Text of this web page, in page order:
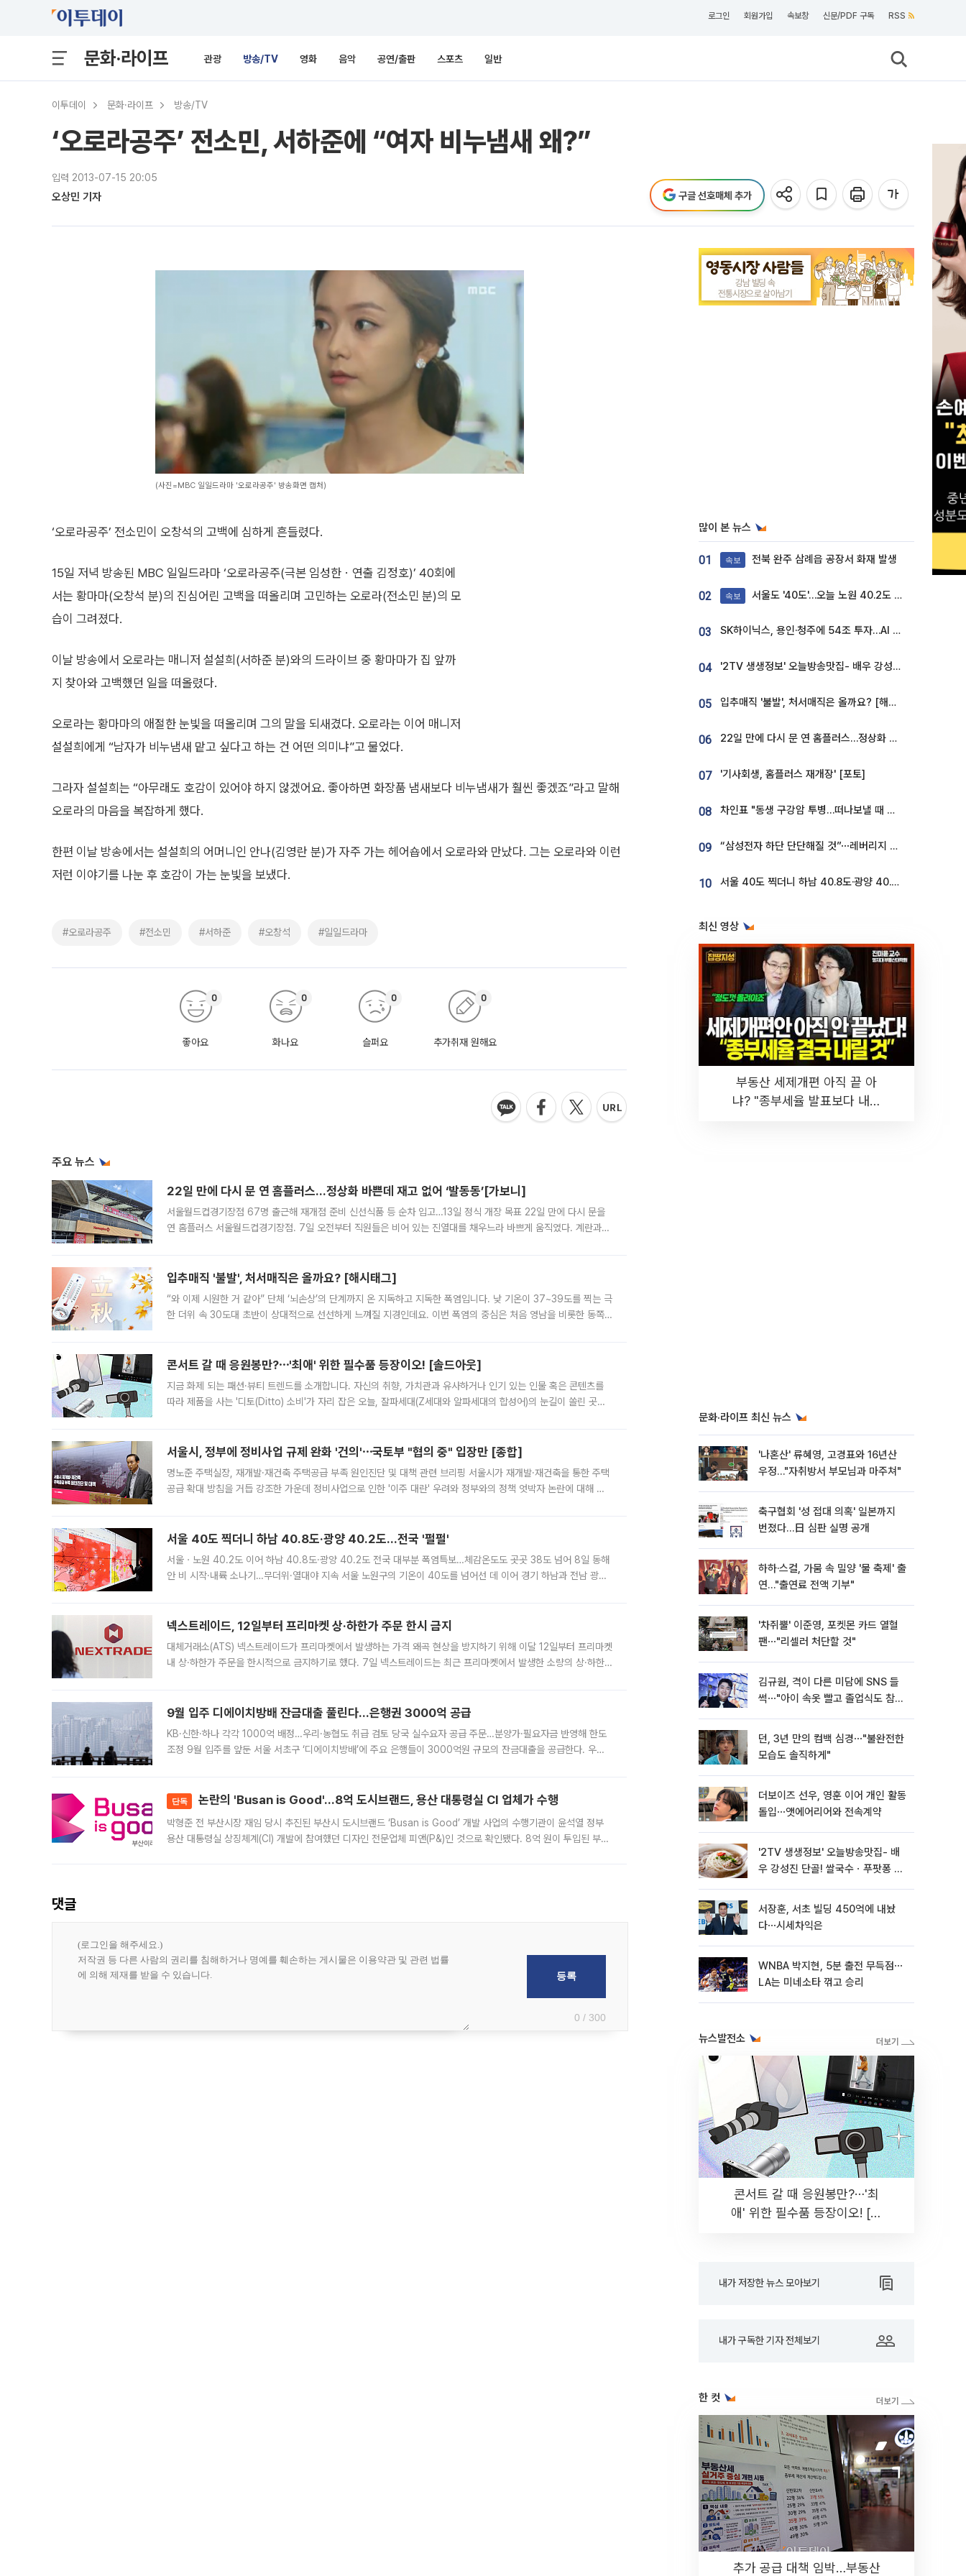
로그인 회원가입 속보창 신문/PDF 구독 RSS
문화·라이프 관광 방송/TV 영화 음악 공연/출판 스포츠 일반
이투데이 문화·라이프 방송/TV
‘오로라공주’ 전소민, 서하준에 “여자 비누냄새 왜?”
입력 2013-07-15 20:05
오상민 기자 구글 선호매체 추가
(사진=MBC 일일드라마 '오로라공주' 방송화면 캡처)
‘오로라공주’ 전소민이 오창석의 고백에 심하게 흔들렸다.
15일 저녁 방송된 MBC 일일드라마 ‘오로라공주(극본 임성한ㆍ연출 김정호)’ 40회에
서는 황마마(오창석 분)의 진심어린 고백을 떠올리며 고민하는 오로라(전소민 분)의 모
습이 그려졌다.
이날 방송에서 오로라는 매니저 설설희(서하준 분)와의 드라이브 중 황마마가 집 앞까
지 찾아와 고백했던 일을 떠올렸다.
오로라는 황마마의 애절한 눈빛을 떠올리며 그의 말을 되새겼다. 오로라는 이어 매니저
설설희에게 “남자가 비누냄새 맡고 싶다고 하는 건 어떤 의미냐”고 물었다.
그라자 설설희는 “아무래도 호감이 있어야 하지 않겠어요. 좋아하면 화장품 냄새보다 비누냄새가 훨씬 좋겠죠”라고 말해
오로라의 마음을 복잡하게 했다.
한편 이날 방송에서는 설설희의 어머니인 안나(김영란 분)가 자주 가는 헤어숍에서 오로라와 만났다. 그는 오로라와 이런
저런 이야기를 나눈 후 호감이 가는 눈빛을 보냈다.
#오로라공주 #전소민 #서하준 #오창석 #일일드라마
좋아요
0
화나요
0
슬퍼요
0
추가취재 원해요
0
주요 뉴스
22일 만에 다시 문 연 홈플러스…정상화 바쁜데 재고 없어 ‘발동동’[가보니]
서울월드컵경기장점 67명 출근해 재개점 준비 신선식품 등 순차 입고…13일 정식 개장 목표 22일 만에 다시 문을
연 홈플러스 서울월드컵경기장점. 7일 오전부터 직원들은 비어 있는 진열대를 채우느라 바쁘게 움직였다. 계란과
입추매직 '불발', 처서매직은 올까요? [해시태그]
“와 이제 시원한 거 같아” 단체 ‘뇌손상’의 단계까지 온 지독하고 지독한 폭염입니다. 낮 기온이 37~39도를 찍는 극
한 더위 속 30도대 초반이 상대적으로 선선하게 느껴질 지경인데요. 이번 폭염의 중심은 처음 영남을 비롯한 동쪽
콘서트 갈 때 응원봉만?⋯'최애' 위한 필수품 등장이오! [솔드아웃]
지금 화제 되는 패션·뷰티 트렌드를 소개합니다. 자신의 취향, 가치관과 유사하거나 인기 있는 인물 혹은 콘텐츠를
따라 제품을 사는 '디토(Ditto) 소비'가 자리 잡은 오늘, 잘파세대(Z세대와 알파세대의 합성어)의 눈길이 쏠린 곳은
서울시, 정부에 정비사업 규제 완화 '건의'⋯국토부 "협의 중" 입장만 [종합]
명노준 주택실장, 재개발·재건축 주택공급 부족 원인진단 및 대책 관련 브리핑 서울시가 재개발·재건축을 통한 주택
공급 확대 방침을 거듭 강조한 가운데 정비사업으로 인한 '이주 대란' 우려와 정부와의 정책 엇박자 논란에 대해 정
서울 40도 찍더니 하남 40.8도·광양 40.2도…전국 '펄펄'
서울ㆍ노원 40.2도 이어 하남 40.8도·광양 40.2도 전국 대부분 폭염특보…체감온도도 곳곳 38도 넘어 8일 동해
안 비 시작·내륙 소나기…무더위·열대야 지속 서울 노원구의 기온이 40도를 넘어선 데 이어 경기 하남과 전남 광양
넥스트레이드, 12일부터 프리마켓 상·하한가 주문 한시 금지
대체거래소(ATS) 넥스트레이드가 프리마켓에서 발생하는 가격 왜곡 현상을 방지하기 위해 이달 12일부터 프리마켓
내 상·하한가 주문을 한시적으로 금지하기로 했다. 7일 넥스트레이드는 최근 프리마켓에서 발생한 소량의 상·하한
9월 입주 디에이치방배 잔금대출 풀린다…은행권 3000억 공급
KB·신한·하나 각각 1000억 배정…우리·농협도 취급 검토 당국 실수요자 공급 주문…분양가·필요자금 반영해 한도
조정 9월 입주를 앞둔 서울 서초구 ‘디에이치방배’에 주요 은행들이 3000억원 규모의 잔금대출을 공급한다. 우리
단독 논란의 'Busan is Good'…8억 도시브랜드, 용산 대통령실 CI 업체가 수행
박형준 전 부산시장 재임 당시 추진된 부산시 도시브랜드 ‘Busan is Good’ 개발 사업의 수행기관이 윤석열 정부
용산 대통령실 상징체계(CI) 개발에 참여했던 디자인 전문업체 피앤(P&)인 것으로 확인됐다. 8억 원이 투입된 부산
댓글
0 / 300
많이 본 뉴스
01 속보 전북 완주 삼례읍 공장서 화재 발생
02 속보 서울도 '40도'…오늘 노원 40.2도 기록
03 SK하이닉스, 용인·청주에 54조 투자…AI 메모리 생산기지 키운다
04 '2TV 생생정보' 오늘방송맛집- 배우 강성진 단골! 쌀국수ㆍ푸팟퐁 커리 맛집 '블○○○'
05 입추매직 '불발', 처서매직은 올까요? [해시태그]
06 22일 만에 다시 문 연 홈플러스…정상화 바쁜데 재고 없어 ‘발동동’[가보니]
07 '기사회생, 홈플러스 재개장' [포토]
08 차인표 "동생 구강암 투병…떠나보낼 때 가장 힘들었다”
09 “삼성전자 하단 단단해질 것”⋯레버리지 규제에 쏠림 완화 [찐코노미]
10 서울 40도 찍더니 하남 40.8도·광양 40.2도…전국 '펄펄'
최신 영상
부동산 세제개편 아직 끝 아
냐? "종부세율 발표보다 내릴
문화·라이프 최신 뉴스
'나혼산' 류혜영, 고경표와 16년산
우정…"자취방서 부모님과 마주쳐"
축구협회 '성 접대 의혹' 일본까지
번졌다…日 심판 실명 공개
하하·스컬, 가뭄 속 밀양 '물 축제' 출
연…"출연료 전액 기부"
'차쥐뿔' 이준영, 포켓몬 카드 열혈
팬⋯"리셀러 처단할 것"
김규원, 격이 다른 미담에 SNS 들
썩⋯"아이 속옷 빨고 졸업식도 참
던, 3년 만의 컴백 심경⋯"불완전한
모습도 솔직하게"
더보이즈 선우, 영훈 이어 개인 활동
돌입⋯앳에어리어와 전속계약
'2TV 생생정보' 오늘방송맛집- 배
우 강성진 단골! 쌀국수ㆍ푸팟퐁 커
서장훈, 서초 빌딩 450억에 내놨
다⋯시세차익은
WNBA 박지현, 5분 출전 무득점⋯
LA는 미네소타 꺾고 승리
뉴스발전소
콘서트 갈 때 응원봉만?⋯'최
애' 위한 필수품 등장이오! [솔
내가 저장한 뉴스 모아보기
내가 구독한 기자 전체보기
한 컷
추가 공급 대책 임박…부동산